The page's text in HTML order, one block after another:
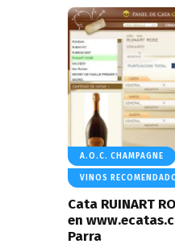
A.O.C. CHAMPAGNE
VINOS
Cata RUINART
en
Parra